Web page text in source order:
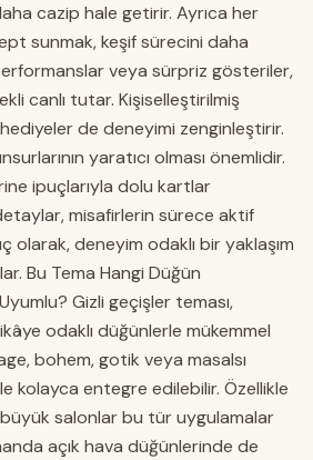
cazip hale getirir. Ayrıca her
sunmak, keşif sürecini daha
veya sürpriz gösteriler,
canlı tutar. Kişiselleştirilmiş
de deneyimi zenginleştirir.
yaratıcı olması önemlidir.
ipuçlarıyla dolu kartlar
misafirlerin sürece aktif
olarak, deneyim odaklı bir yaklaşım
Bu Tema Hangi Düğün
Gizli geçişler teması,
odaklı düğünlerle mükemmel
bohem, gotik veya masalsı
kolayca entegre edilebilir. Özellikle
salonlar bu tür uygulamalar
açık hava düğünlerinde de